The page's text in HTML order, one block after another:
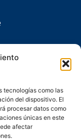
tecnologías como las
del dispositivo. El
procesar datos como
únicas en este
afectar
nacional
W
h
a
t
s